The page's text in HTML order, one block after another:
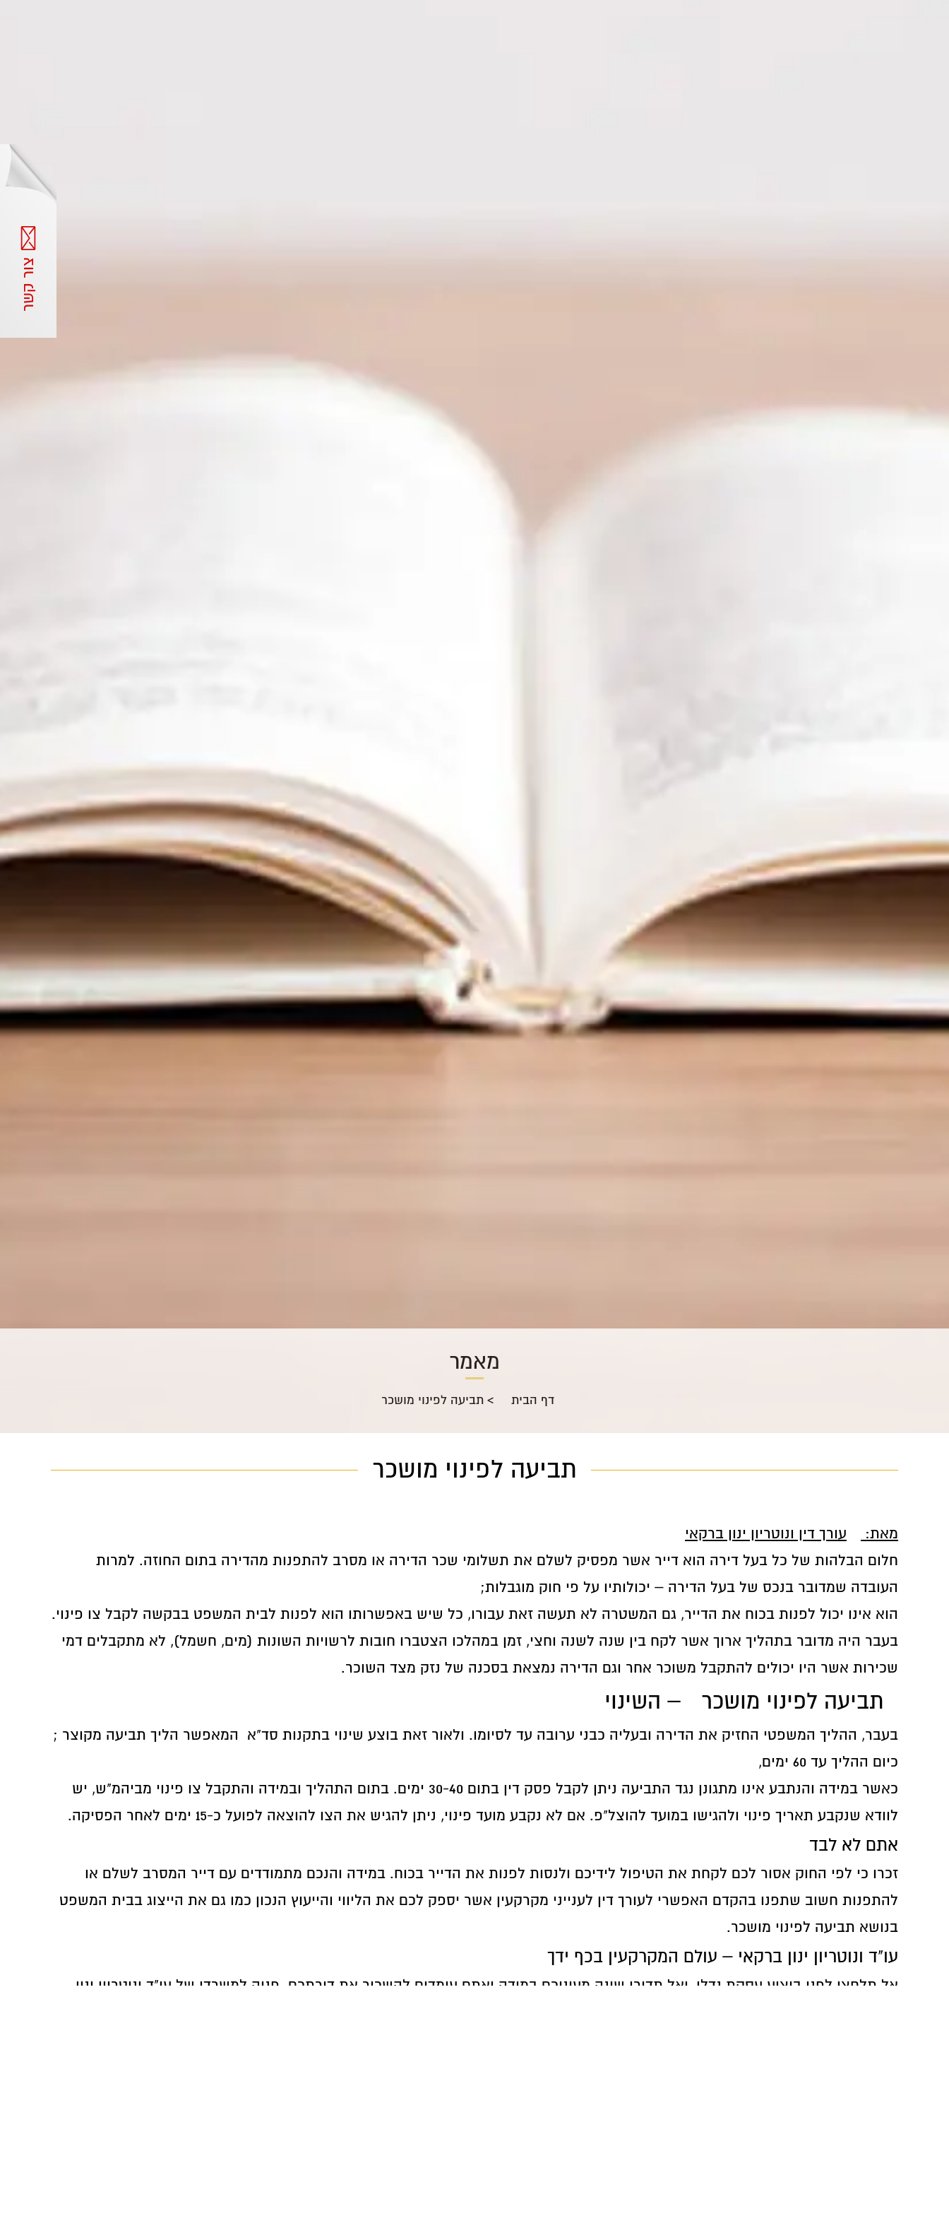
מאמר
דף הבית >תביעה לפינוי מושכר
תביעה לפינוי מושכר
מאת:
עורך דין ונוטריון ינון ברקאי
חלום הבלהות של כל בעל דירה הוא דייר אשר מפסיק לשלם את תשלומי שכר הדירה או מסרב להתפנות מהדירה בתום החוזה. למרות
העובדה שמדובר בנכס של בעל הדירה – יכולותיו על פי חוק מוגבלות;
הוא אינו יכול לפנות בכוח את הדייר, גם המשטרה לא תעשה זאת עבורו, כל שיש באפשרותו הוא לפנות לבית המשפט בבקשה לקבל צו פינוי.
בעבר היה מדובר בתהליך ארוך אשר לקח בין שנה לשנה וחצי, זמן במהלכו הצטברו חובות לרשויות השונות (מים, חשמל), לא מתקבלים דמי
שכירות אשר היו יכולים להתקבל משוכר אחר וגם הדירה נמצאת בסכנה של נזק מצד השוכר.
תביעה לפינוי מושכר – השינוי
בעבר, ההליך המשפטי החזיק את הדירה ובעליה כבני ערובה עד לסיומו. ולאור זאת בוצע שינוי בתקנות סד"א המאפשר הליך תביעה מקוצר ;
כיום ההליך עד 60 ימים,
כאשר במידה והנתבע אינו מתגונן נגד התביעה ניתן לקבל פסק דין בתום 30-40 ימים. בתום התהליך ובמידה והתקבל צו פינוי מביהמ"ש, יש
לוודא שנקבע תאריך פינוי ולהגישו במועד להוצל"פ. אם לא נקבע מועד פינוי, ניתן להגיש את הצו להוצאה לפועל כ-15 ימים לאחר הפסיקה.
אתם לא לבד
זכרו כי לפי החוק אסור לכם לקחת את הטיפול לידיכם ולנסות לפנות את הדייר בכוח. במידה והנכם מתמודדים עם דייר המסרב לשלם או
להתפנות חשוב שתפנו בהקדם האפשרי לעורך דין לענייני מקרקעין אשר יספק לכם את הליווי והייעוץ הנכון כמו גם את הייצוג בבית המשפט
בנושא תביעה לפינוי מושכר.
עו"ד ונוטריון ינון ברקאי – עולם המקרקעין בכף ידך
אל תלחצו לפני ביצוע עסקת נדלן, ואל תדירו שינה מעיניכם במידה ואתם עומדים להשכיר את דירתכם. פניה למשרדו של עו"ד ונוטריון ינון
צור קשר